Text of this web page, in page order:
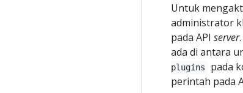
Untuk
administrator
pada API server
ada di antara
plugins
pada
perintah pada